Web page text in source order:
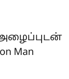
அழைப்புடன்
Man